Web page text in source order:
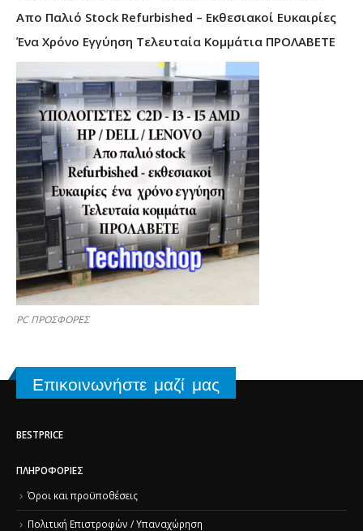
Απο Παλιό Stock Refurbished – Εκθεσιακοί Ευκαιρίες
Ένα Χρόνο Εγγύηση Τελευταία Κομμάτια ΠΡΟΛΑΒΕΤΕ
PC ΠΡΟΣΦΟΡΕΣ
Επικοινωνήστε μαζί μας
BESTPRICE
ΠΛΗΡΟΦΟΡΊΕΣ
Όροι και προϋποθέσεις
Πολιτική Επιστροφών / Υπαναχώρηση